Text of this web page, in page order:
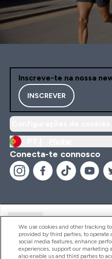
Inscreve-te na nossa
INSCREVER
Conecta-te connosco
Produtos
We use cookies and other tracking
provided by third parties, to operate
social media features, enhance
experiences, support our marketing
also enable us and third parties to